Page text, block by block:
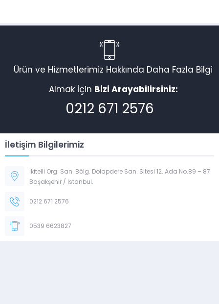
Ürün ve Hizmetlerimiz Hakkında Daha Fazla Bilgi
Almak İçin Bizi Arayabilirsiniz:
0212 671 2576
İletişim Bilgilerimiz
İkitelli Org. San. Bölg. Dolapdere San. Sitesi 12. Ada No.89 – 87
Başakşehir / İstanbul.
0212 671 2576
0539 6623827